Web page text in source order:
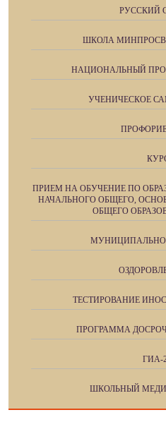
РУССКИЙ
ШКОЛА
НАЦИОНАЛЬНЫЙ
УЧЕНИЧЕСКОЕ
ПРИЕМ НА ОБУЧЕНИЕ ПО
НАЧАЛЬНОГО ОБЩЕГО,
ОБЩЕГО
ТЕСТИРОВАНИЕ
ПРОГРАММА
ГИА-
ШКОЛЬНЫЙ